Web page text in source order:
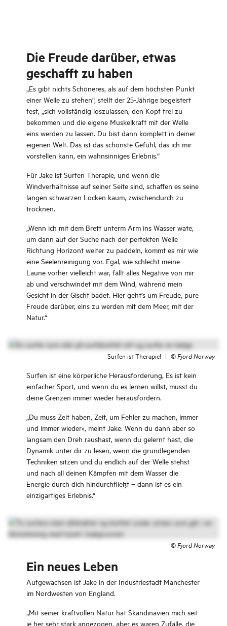
Die Freude darüber, etwas
geschafft zu haben
„Es gibt nichts Schöneres, als auf dem höchsten Punkt
einer Welle zu stehen“, stellt der 25-Jährige begeistert
fest, „sich vollständig loszulassen, den Kopf frei zu
bekommen und die eigene Muskelkraft mit der Welle
eins werden zu lassen. Du bist dann komplett in deiner
eigenen Welt. Das ist das schönste Gefühl, das ich mir
vorstellen kann, ein wahnsinniges Erlebnis.“
Für Jake ist Surfen Therapie, und wenn die
Windverhältnisse auf seiner Seite sind, schaffen es seine
langen schwarzen Locken kaum, zwischendurch zu
trocknen.
„Wenn ich mit dem Brett unterm Arm ins Wasser wate,
um dann auf der Suche nach der perfekten Welle
Richtung Horizont weiter zu paddeln, kommt es mir wie
eine Seelenreinigung vor. Egal, wie schlecht meine
Laune vorher vielleicht war, fällt alles Negative von mir
ab und verschwindet mit dem Wind, während mein
Gesicht in der Gischt badet. Hier geht’s um Freude, pure
Freude darüber, eins zu werden mit dem Meer, mit der
Natur.“
Surfen ist Therapie! | ©Fjord Norway
Surfen ist eine körperliche Herausforderung, Es ist kein
einfacher Sport, und wenn du es lernen willst, musst du
deine Grenzen immer wieder herausfordern.
„Du muss Zeit haben, Zeit, um Fehler zu machen, immer
und immer wieder», meint Jake. Wenn du dann aber so
langsam den Dreh raushast, wenn du gelernt hast, die
Dynamik unter dir zu lesen, wenn die grundlegenden
Techniken sitzen und du endlich auf der Welle stehst
und nach all deinen Kämpfen mit dem Wasser die
Energie durch dich hindurchfließt – dann ist es ein
einzigartiges Erlebnis.“
©Fjord Norway
Ein neues Leben
Aufgewachsen ist Jake in der Industriestadt Manchester
im Nordwesten von England.
„Mit seiner kraftvollen Natur hat Skandinavien mich seit
je her sehr stark angezogen, aber es waren Zufälle, die